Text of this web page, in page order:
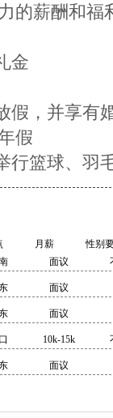
的薪酬和福
金
假，并享有
假
行篮球、羽
月薪
性别
面议
面议
面议
10k-15k
面议